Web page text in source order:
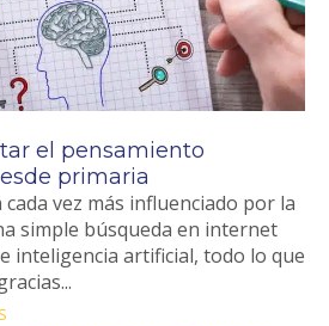
el pensamiento
primaria
vez más influenciado por la
simple búsqueda en internet
inteligencia artificial, todo lo que